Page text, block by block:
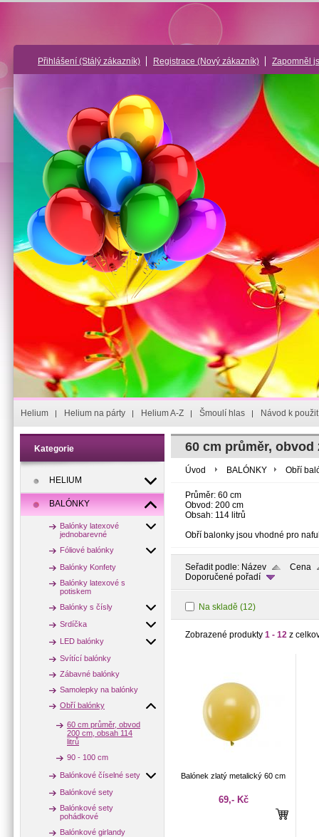
Přihlášení (Stálý zákazník) Registrace (Nový zákazník) Zapomněl
Helium Helium na párty Helium A-Z Šmoulí hlas Návod k
Kategorie
HELIUM
BALÓNKY
Balónky latexové
jednobarevné
Fóliové balónky
Balónky Konfety
Balónky latexové s
potiskem
Balónky s čísly
Srdíčka
LED balónky
Svítící balónky
Zábavné balónky
Samolepky na balónky
Obří balónky
60 cm průměr, obvod
200 cm, obsah 114
litrů
90 - 100 cm
Balónkové číselné sety
Balónkové sety
Balónkové sety
pohádkové
Balónkové girlandy
60 cm průměr, obvod
Úvod BALÓNKY Obří
Průměr: 60 cm
Obvod: 200 cm
Obsah: 114 litrů
Obří balonky jsou vhodné pro
Seřadit podle: Název
Cena
Doporučené pořadí
Na skladě (12)
Zobrazené produkty 1 - 12 z
Balónek zlatý metalický 60 cm
69,- Kč